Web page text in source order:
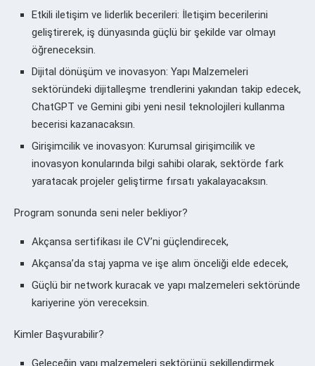
Etkili iletişim ve liderlik becerileri: İletişim becerilerini
geliştirerek, iş dünyasında güçlü bir şekilde var olmayı
öğreneceksin.
Dijital dönüşüm ve inovasyon: Yapı Malzemeleri
sektöründeki dijitalleşme trendlerini yakından takip edecek,
ChatGPT ve Gemini gibi yeni nesil teknolojileri kullanma
becerisi kazanacaksın.
Girişimcilik ve inovasyon: Kurumsal girişimcilik ve
inovasyon konularında bilgi sahibi olarak, sektörde fark
yaratacak projeler geliştirme fırsatı yakalayacaksın.
Program sonunda seni neler bekliyor?
Akçansa sertifikası ile CV’ni güçlendirecek,
Akçansa’da staj yapma ve işe alım önceliği elde edecek,
Güçlü bir network kuracak ve yapı malzemeleri sektöründe
kariyerine yön vereceksin.
Kimler Başvurabilir?
Geleceğin yapı malzemeleri sektörünü şekillendirmek